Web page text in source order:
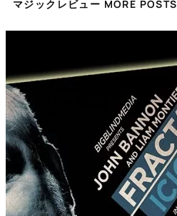
マジックレビュー MORE POSTS